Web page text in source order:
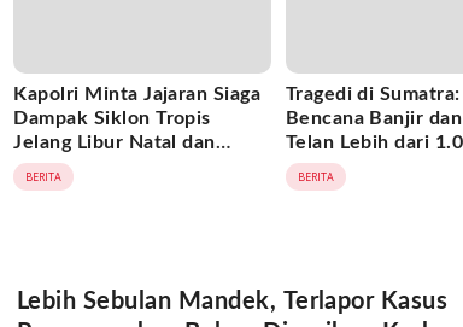
Kapolri Minta Jajaran Siaga
Dampak Siklon Tropis
Jelang Libur Natal dan
Tahun Baru
BERITA
Tragedi di Sumatra:
Bencana Banjir
Telan Lebih dari
Ribuan Rumah
Upaya Pemulihan
BERITA
Lebih Sebulan Mandek, Terlapor Kasus